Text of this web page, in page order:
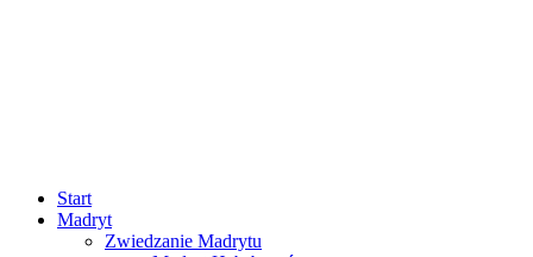
Start
Madryt
Zwiedzanie Madrytu